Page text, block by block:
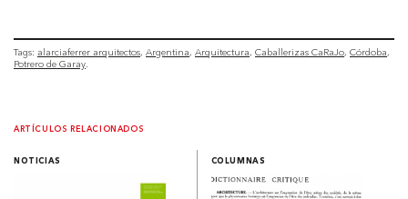
Tags: alarciaferrer arquitectos Argentina Arquitectura Caballerizas CaRaJo Córdoba
Potrero de Garay
ARTÍCULOS RELACIONADOS
NOTICIAS COLUMNAS